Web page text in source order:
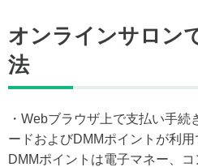
オンラインサロン
法
・Webブラウザ上で支払い手
ードおよびDMMポイントが利用
DMMポイントは電子マネー、